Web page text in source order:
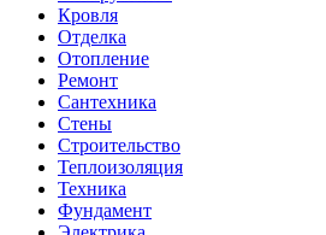
Кровля
Отделка
Отопление
Ремонт
Сантехника
Стены
Строительство
Теплоизоляция
Техника
Фундамент